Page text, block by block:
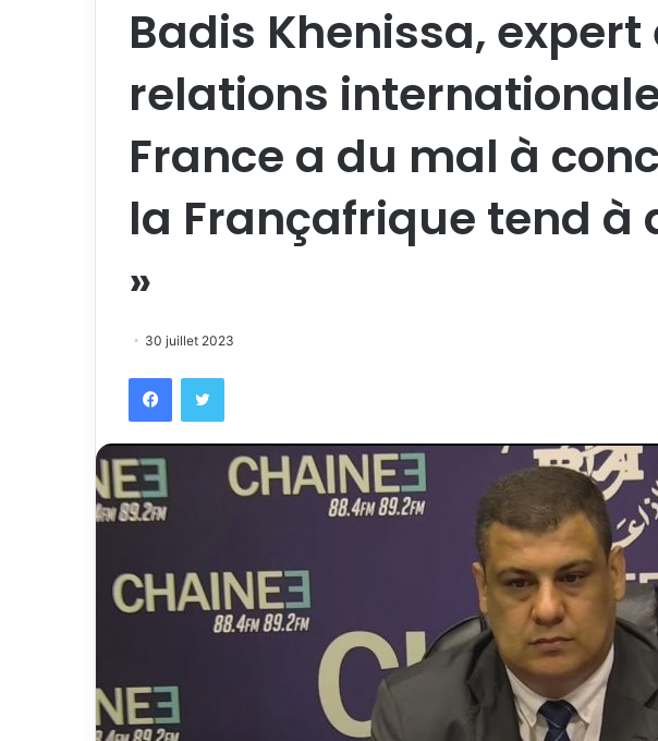
Badis Khenissa, expert
relations
France a du mal à
la Françafrique tend à
»
30 juillet 2023
FacebookTwitter